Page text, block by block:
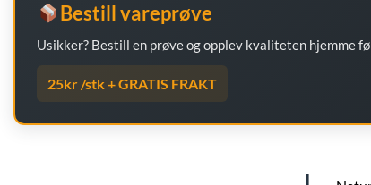
Bestill vareprøve
Usikker? Bestill en prøve og opplev kvaliteten hjemme
25kr /stk + GRATIS FRAKT